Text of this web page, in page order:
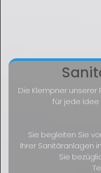
Die Klempner
für jede
Sie begleiten Sie
Ihrer Sanitäranlagen
Sie